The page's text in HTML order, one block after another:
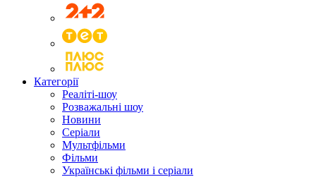
Категорії
Реаліті-шоу
Розважальні шоу
Новини
Серіали
Мультфільми
Фільми
Українські фільми і серіали